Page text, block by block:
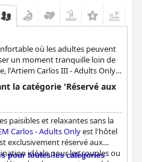
où les adultes peuvent
un moment tranquille loin de
l'Artiem Carlos III - Adults Only
uniquement. L'hôtel propose
un large éventail
une piscine offrant une vue
et une atmosphère des
la catégorie 'Réservé aux
paisibles et relaxantes sans la
Carlos - Adults Onlyest l'hôtel
exclusivement réservé aux
idéale pour les couples ou
pour toutes les catégories